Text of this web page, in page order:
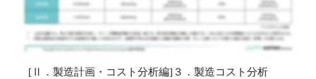
[Ⅱ．製造計画・コスト分析編]３．製造コスト分析